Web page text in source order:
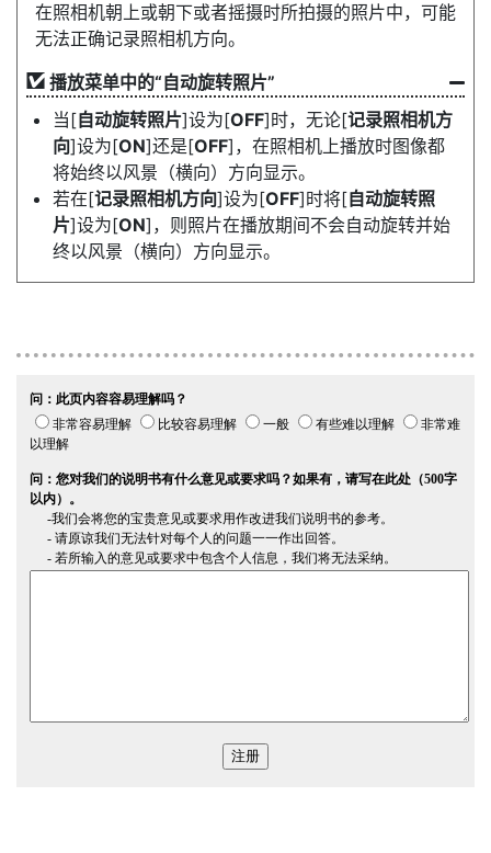
在照相机朝上或朝下或者摇摄时所拍摄的照片中，可能
无法正确记录照相机方向。
播放菜单中的“自动旋转照片”
当[自动旋转照片]设为[OFF]时，无论[记录照相机方
向]设为[ON]还是[OFF]，在照相机上播放时图像都
将始终以风景（横向）方向显示。
若在[记录照相机方向]设为[OFF]时将[自动旋转照
片]设为[ON]，则照片在播放期间不会自动旋转并始
终以风景（横向）方向显示。